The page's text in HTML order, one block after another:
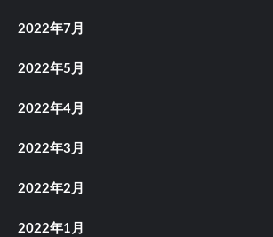
2022年7月
2022年5月
2022年4月
2022年3月
2022年2月
2022年1月